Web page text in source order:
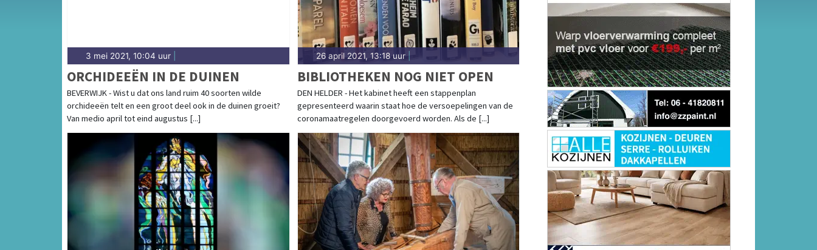
3 mei 2021, 10:04 uur
ORCHIDEEËN IN DE DUINEN
BEVERWIJK - Wist u dat ons land ruim 40 soorten wilde
orchideeën telt en een groot deel ook in de duinen groeit?
Van medio april tot eind augustus [...]
26 april 2021, 13:18 uur|
BIBLIOTHEKEN NOG NIET OPEN
DEN HELDER - Het kabinet heeft een stappenplan
gepresenteerd waarin staat hoe de versoepelingen van de
coronamaatregelen doorgevoerd worden. Als de [...]